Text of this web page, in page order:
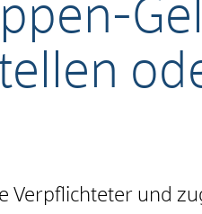
Verpflichteter und